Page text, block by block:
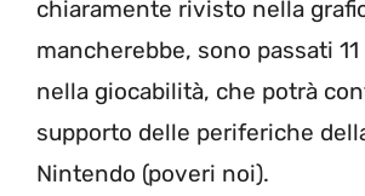
chiaramente rivisto nella
mancherebbe, sono passati
nella giocabilità, che potrà
supporto delle periferiche
Nintendo (poveri noi).